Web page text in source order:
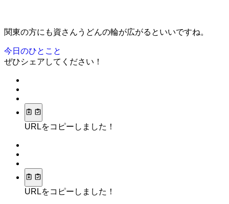
関東の方にも資さんうどんの輪が広がるといいですね。
今日のひとこと
ぜひシェアしてください！
URLをコピーしました！
URLをコピーしました！